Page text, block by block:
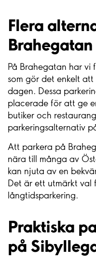
Flera
Brahegatan
På Brahegatan har vi
som gör det enkelt
dagen. Dessa
placerade för att ge
butiker och
parkeringsalternativ
Att parkera på
nära till många av
kan njuta av en
Det är ett utmärkt
långtidsparkering.
Praktiska
på